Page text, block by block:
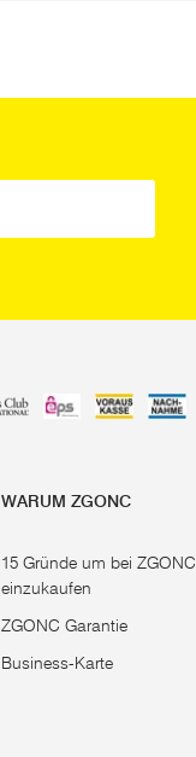
WARUM ZGONC
15 Gründe um bei ZGONC
einzukaufen
ZGONC Garantie
Business-Karte